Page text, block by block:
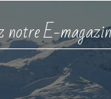
notre E-